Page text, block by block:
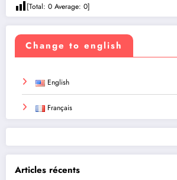
[Total: 0 Average: 0]
Change to english
English
Français
Articles récents